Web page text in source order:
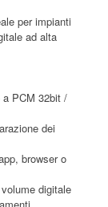
per impianti
ad alta
PCM 32bit /
dei
browser o
digitale